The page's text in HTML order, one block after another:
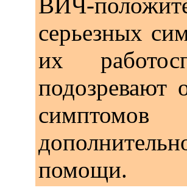
ВИЧ-
серьезных
их
подозревают
помощи.